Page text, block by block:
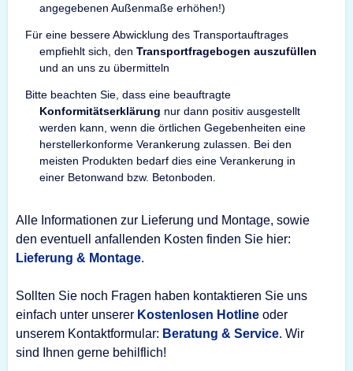
angegebenen Außenmaße erhöhen!)
Für eine bessere Abwicklung des Transportauftrages
empfiehlt sich, den Transportfragebogen auszufüllen
und an uns zu übermitteln
Bitte beachten Sie, dass eine beauftragte
Konformitätserklärung nur dann positiv ausgestellt
werden kann, wenn die örtlichen Gegebenheiten eine
herstellerkonforme Verankerung zulassen. Bei den
meisten Produkten bedarf dies eine Verankerung in
einer Betonwand bzw. Betonboden.
Alle Informationen zur Lieferung und Montage, sowie
den eventuell anfallenden Kosten finden Sie hier:
Lieferung & Montage.
Sollten Sie noch Fragen haben kontaktieren Sie uns
einfach unter unserer Kostenlosen Hotline oder
unserem Kontaktformular: Beratung & Service. Wir
sind Ihnen gerne behilflich!